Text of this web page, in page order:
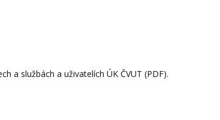
a službách a uživatelích ÚK ČVUT (PDF).